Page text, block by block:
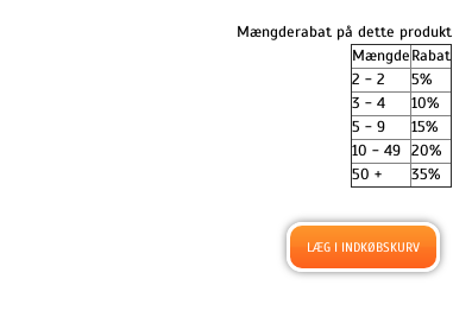
Mængderabat på dette produkt
MængdeRabat
2 - 2
5%
3 - 4
10%
5 - 9
15%
10 - 49 20%
50 +
35%